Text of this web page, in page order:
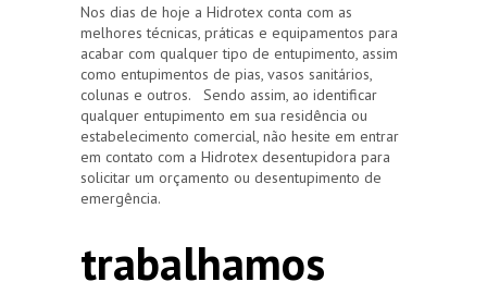
Nos dias de hoje a Hidrotex conta com as
melhores técnicas, práticas e equipamentos para
acabar com qualquer tipo de entupimento, assim
como entupimentos de pias, vasos sanitários,
colunas e outros. Sendo assim, ao identificar
qualquer entupimento em sua residência ou
estabelecimento comercial, não hesite em entrar
em contato com a Hidrotex desentupidora para
solicitar um orçamento ou desentupimento de
emergência.
trabalhamos